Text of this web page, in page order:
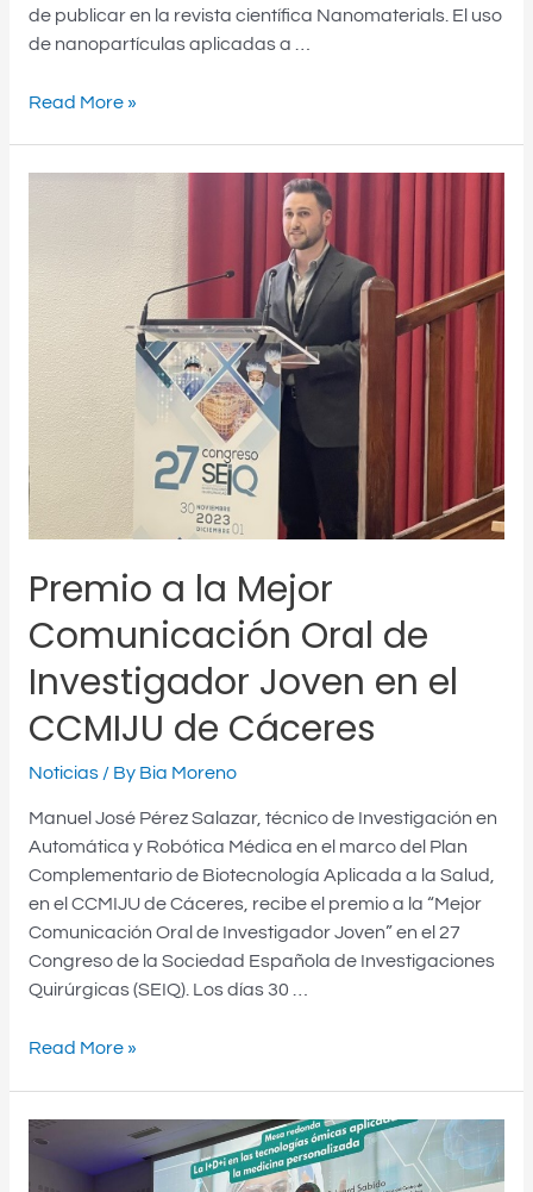
de publicar en la revista científica Nanomaterials. El uso
de nanopartículas aplicadas a …
Read More »
Premio a la Mejor
Comunicación Oral de
Investigador Joven en el
CCMIJU de Cáceres
Noticias/ By Bia Moreno
Manuel José Pérez Salazar, técnico de Investigación en
Automática y Robótica Médica en el marco del Plan
Complementario de Biotecnología Aplicada a la Salud,
en el CCMIJU de Cáceres, recibe el premio a la “Mejor
Comunicación Oral de Investigador Joven” en el 27
Congreso de la Sociedad Española de Investigaciones
Quirúrgicas (SEIQ). Los días 30 …
Mejor
Comunicación
Oral
de
Investigador
Joven
el
CCMIJU
de
Read More »
El